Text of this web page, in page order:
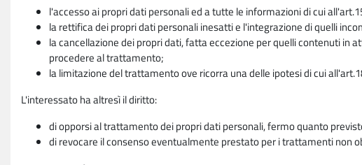
l'accesso ai propri dati personali ed a tutte le informazioni di cui
la rettifica dei propri dati personali inesatti e l'integrazione di quelli
la cancellazione dei propri dati, fatta eccezione per quelli contenuti
procedere al trattamento;
la limitazione del trattamento ove ricorra una delle ipotesi di cui
L'interessato ha altresì il diritto:
di opporsi al trattamento dei propri dati personali, fermo quanto
di revocare il consenso eventualmente prestato per i trattamenti non